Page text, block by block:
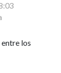
los